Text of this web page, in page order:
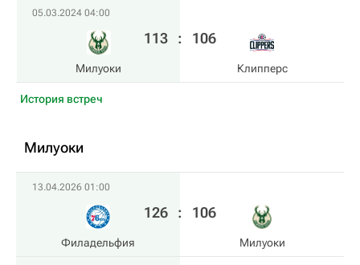
05.03.2024 04:00
Милуоки
113 : 106
Клипперс
История встреч
Милуоки
13.04.2026 01:00
Филадельфия
126 : 106
Милуоки